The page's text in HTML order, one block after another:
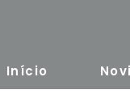
Início